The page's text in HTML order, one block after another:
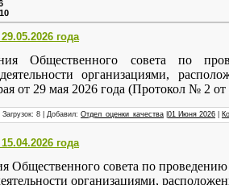
года
Общественного совета по
деятельности организациями,
от 29 мая 2026 года (Протокол № 2 от
8 | Добавил: Отдел_оценки_качества 01 Июня 2026
года
Общественного совета по
организациями,